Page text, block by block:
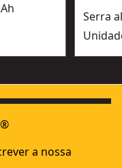
Serra
a nossa